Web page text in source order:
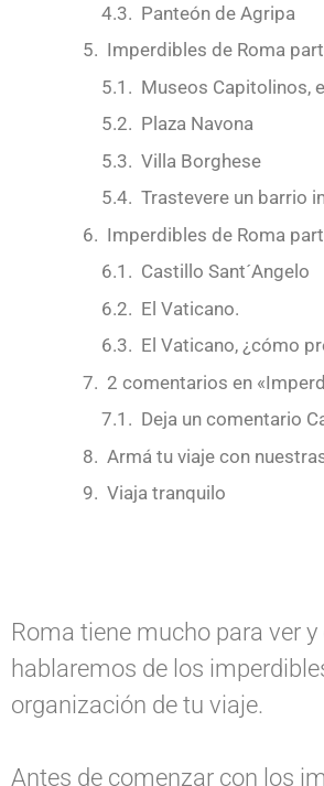
Panteón de Agripa
Imperdibles de Roma
Museos Capitolinos,
Plaza Navona
Villa Borghese
Trastevere un barrio
Imperdibles de Roma
Castillo Sant´Angelo
El Vaticano.
El Vaticano, ¿cómo
2 comentarios en
Deja un comentario
Armá tu viaje con
Viaja tranquilo
Roma tiene mucho para ver
hablaremos de los
organización de tu viaje.
Antes de comenzar con los